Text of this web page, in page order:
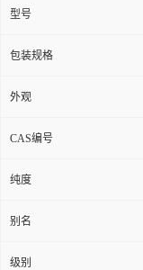
型号
包装规格
外观
CAS编号
纯度
别名
级别